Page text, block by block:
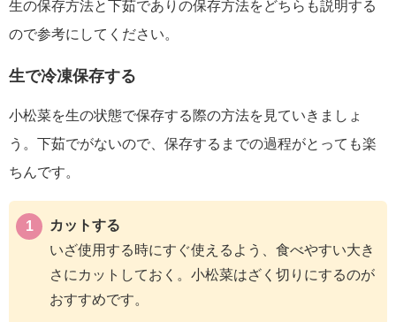
生の保存方法と下茹でありの保存方法をどちらも説明する
ので参考にしてください。
生で冷凍保存する
小松菜を生の状態で保存する際の方法を見ていきましょ
う。下茹でがないので、保存するまでの過程がとっても楽
ちんです。
カットする
いざ使用する時にすぐ使えるよう、食べやすい大き
さにカットしておく。小松菜はざく切りにするのが
おすすめです。